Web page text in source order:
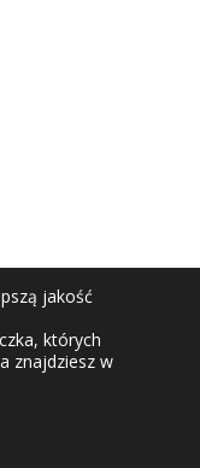
jakość
których
znajdziesz w